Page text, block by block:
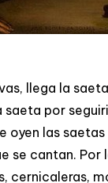
llega la
saeta por
oyen las
se cantan.
cernicaleras,